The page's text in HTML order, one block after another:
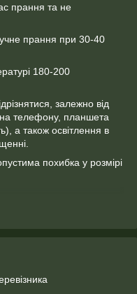
прання та не
прання при 30-40
180-200
залежно від
телефону, планшета
а також освітлення в
похибка у розмірі